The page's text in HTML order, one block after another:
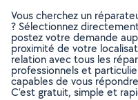
Vous cherchez un
? Sélectionnez
postez votre demande
proximité de votre
relation avec tous les
professionnels et
capables de vous
C’est gratuit, simple et